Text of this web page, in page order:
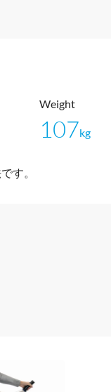
Weight
107kg
す。